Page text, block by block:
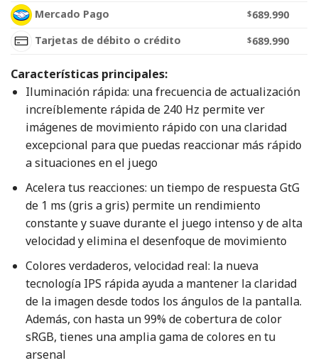
Mercado Pago $689.990
Tarjetas de débito o crédito
$689.990
Características principales:
Iluminación rápida: una frecuencia de actualización
increíblemente rápida de 240 Hz permite ver
imágenes de movimiento rápido con una claridad
excepcional para que puedas reaccionar más rápido
a situaciones en el juego
Acelera tus reacciones: un tiempo de respuesta GtG
de 1 ms (gris a gris) permite un rendimiento
constante y suave durante el juego intenso y de alta
velocidad y elimina el desenfoque de movimiento
Colores verdaderos, velocidad real: la nueva
tecnología IPS rápida ayuda a mantener la claridad
de la imagen desde todos los ángulos de la pantalla.
Además, con hasta un 99% de cobertura de color
sRGB, tienes una amplia gama de colores en tu
arsenal